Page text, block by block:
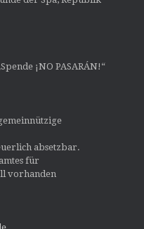
¡NO PASARÁN!“
absetzbar.
für
vorhanden